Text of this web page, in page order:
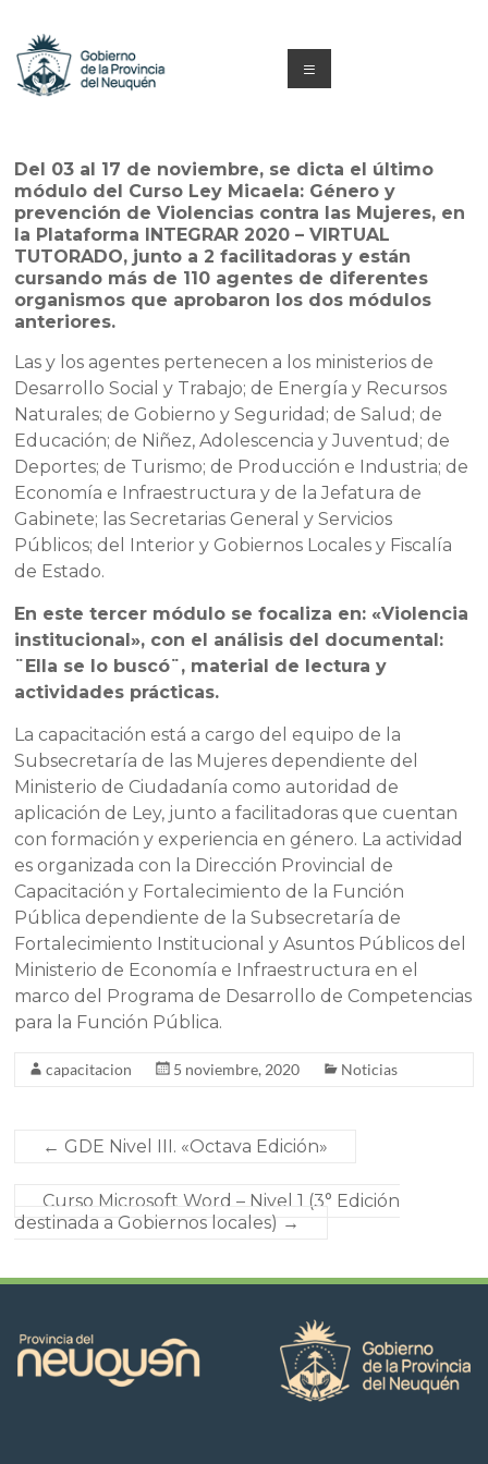
contenido
y
Formación
Neuquén
Menú
Del 03 al 17 de noviembre, se dicta el último
módulo del Curso Ley Micaela: Género y
prevención de Violencias contra las Mujeres, en
la Plataforma INTEGRAR 2020 – VIRTUAL
TUTORADO, junto a 2 facilitadoras y están
cursando más de 110 agentes de diferentes
organismos que aprobaron los dos módulos
anteriores.
Las y los agentes pertenecen a los ministerios de
Desarrollo Social y Trabajo; de Energía y Recursos
Naturales; de Gobierno y Seguridad; de Salud; de
Educación; de Niñez, Adolescencia y Juventud; de
Deportes; de Turismo; de Producción e Industria; de
Economía e Infraestructura y de la Jefatura de
Gabinete; las Secretarias General y Servicios
Públicos; del Interior y Gobiernos Locales y Fiscalía
de Estado.
En este tercer módulo se focaliza en: «Violencia
institucional», con el análisis del documental:
¨Ella se lo buscó¨, material de lectura y
actividades prácticas.
La capacitación está a cargo del equipo de la
Subsecretaría de las Mujeres dependiente del
Ministerio de Ciudadanía como autoridad de
aplicación de Ley, junto a facilitadoras que cuentan
con formación y experiencia en género. La actividad
es organizada con la Dirección Provincial de
Capacitación y Fortalecimiento de la Función
Pública dependiente de la Subsecretaría de
Fortalecimiento Institucional y Asuntos Públicos del
Ministerio de Economía e Infraestructura en el
marco del Programa de Desarrollo de Competencias
para la Función Pública.
capacitacion 5 noviembre, 2020 Noticias
← GDE Nivel III. «Octava Edición»
Curso Microsoft Word – Nivel 1 (3° Edición
destinada a Gobiernos locales) →